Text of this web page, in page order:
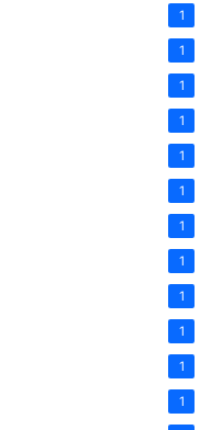
1
1
1
1
1
1
1
1
1
1
1
1